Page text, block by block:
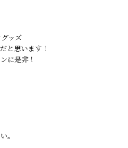
ッズ
と思います！
に是非！
。